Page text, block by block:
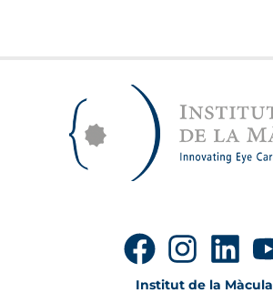
Institut de la Màcula